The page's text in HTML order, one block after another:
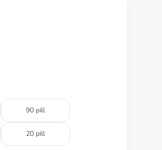
90 pill
20 pill